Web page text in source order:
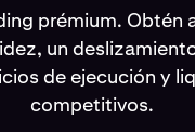
prémium. Obtén
un
de ejecución y
competitivos.